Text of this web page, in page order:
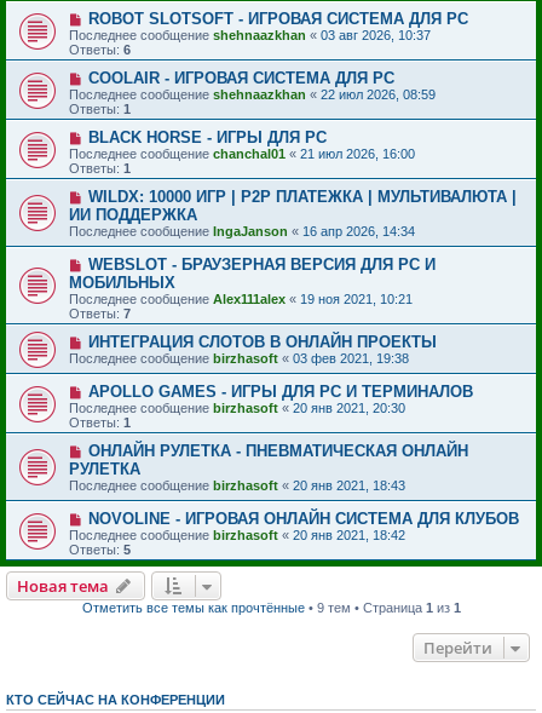
ROBOT SLOTSOFT - ИГРОВАЯ СИСТЕМА ДЛЯ PC
Последнее сообщение shehnaazkhan « 03 авг 2026, 10:37
Ответы: 6
COOLAIR - ИГРОВАЯ СИСТЕМА ДЛЯ PC
Последнее сообщение shehnaazkhan « 22 июл 2026, 08:59
Ответы: 1
BLACK HORSE - ИГРЫ ДЛЯ PC
Последнее сообщение chanchal01 « 21 июл 2026, 16:00
Ответы: 1
WILDX: 10000 ИГР | P2P ПЛАТЕЖКА | МУЛЬТИВАЛЮТА |
ИИ ПОДДЕРЖКА
Последнее сообщение IngaJanson « 16 апр 2026, 14:34
WEBSLOT - БРАУЗЕРНАЯ ВЕРСИЯ ДЛЯ PC И
МОБИЛЬНЫХ
Последнее сообщение Alex111alex « 19 ноя 2021, 10:21
Ответы: 7
ИНТЕГРАЦИЯ СЛОТОВ В ОНЛАЙН ПРОЕКТЫ
Последнее сообщение birzhasoft « 03 фев 2021, 19:38
APOLLO GAMES - ИГРЫ ДЛЯ PC И ТЕРМИНАЛОВ
Последнее сообщение birzhasoft « 20 янв 2021, 20:30
Ответы: 1
ОНЛАЙН РУЛЕТКА - ПНЕВМАТИЧЕСКАЯ ОНЛАЙН
РУЛЕТКА
Последнее сообщение birzhasoft « 20 янв 2021, 18:43
NOVOLINE - ИГРОВАЯ ОНЛАЙН СИСТЕМА ДЛЯ КЛУБОВ
Последнее сообщение birzhasoft « 20 янв 2021, 18:42
Ответы: 5
Новая тема
Отметить все темы как прочтённые• 9 тем • Страница 1 из 1
Перейти
КТО СЕЙЧАС НА КОНФЕРЕНЦИИ